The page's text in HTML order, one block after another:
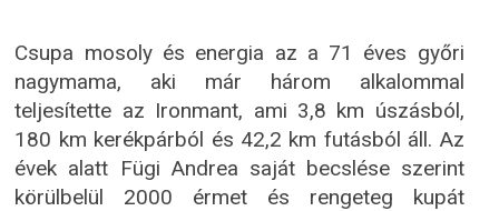
Csupa mosoly és energia az a 71 éves győri
nagymama, aki már három alkalommal
teljesítette az Ironmant, ami 3,8 km úszásból,
180 km kerékpárból és 42,2 km futásból áll. Az
évek alatt Fügi Andrea saját becslése szerint
körülbelül 2000 érmet és rengeteg kupát